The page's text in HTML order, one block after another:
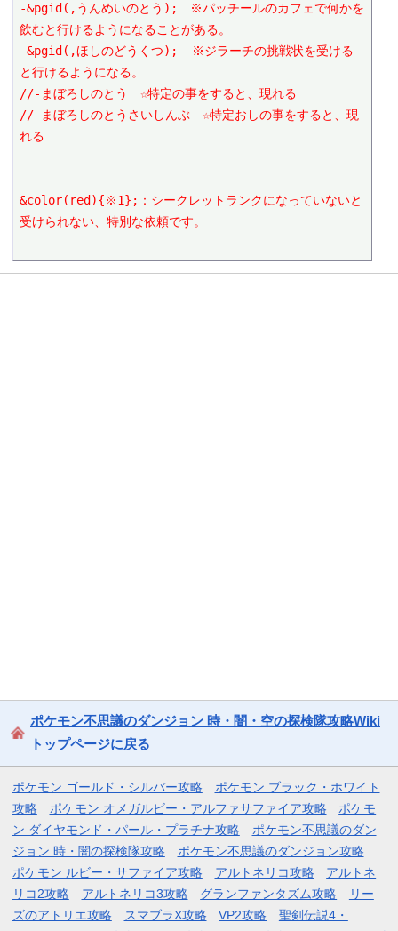
-&pgid(,うんめいのとう);　※パッチールのカフェで何かを
飲むと行けるようになることがある。
-&pgid(,ほしのどうくつ);  ※ジラーチの挑戦状を受ける
と行けるようになる。
//-まぼろしのとう　☆特定の事をすると、現れる
//-まぼろしのとうさいしんぶ　☆特定おしの事をすると、現
れる
&color(red){※1};：シークレットランクになっていないと
受けられない、特別な依頼です。
ポケモン不思議のダンジョン 時・闇・空の探検隊攻略Wiki
トップページに戻る
ポケモン ゴールド・シルバー攻略
ポケモン ブラック・ホワイト
攻略
ポケモン オメガルビー・アルファサファイア攻略
ポケモ
ン ダイヤモンド・パール・プラチナ攻略
ポケモン不思議のダン
ジョン 時・闇の探検隊攻略
ポケモン不思議のダンジョン攻略
ポケモン ルビー・サファイア攻略
アルトネリコ攻略
アルトネ
リコ2攻略
アルトネリコ3攻略 グランファンタズム攻略
リー
ズのアトリエ攻略
スマブラX攻略 VP2攻略
聖剣伝説4・